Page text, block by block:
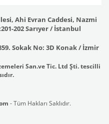
Ahi Evran Caddesi, Nazmi
202 Sarıyer / İstanbul
Sokak No: 3D Konak / İzmir
San.ve Tic. Ltd Şti. tescilli
- Tüm Hakları Saklıdır.